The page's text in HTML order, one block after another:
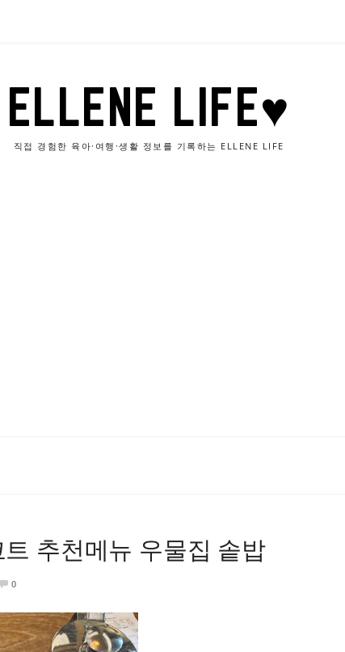
ELLENE LIFE♥
직접 경험한 육아·여행·생활 정보를 기록하는 ELLENE LIFE
추천메뉴 우물집 솥밥
0